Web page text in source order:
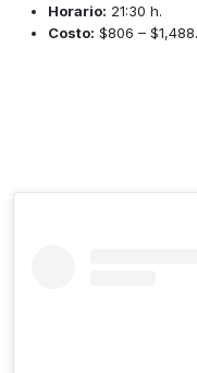
Horario: 21:30 h.
Costo: $806 – $1,488.